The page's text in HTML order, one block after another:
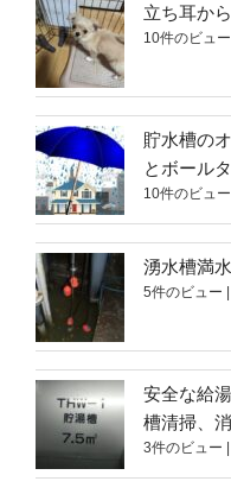
立ち耳か
10件のビュー
貯水槽の
とボール
10件のビュー
湧水槽満
5件のビュー |
安全な給
槽清掃、
3件のビュー |